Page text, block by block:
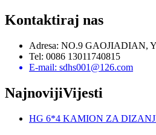
Kontaktiraj nas
Adresa: NO.9 GAOJIADIAN,
Tel: 0086 13011740815
E-mail: sdhs001@126.com
NajnovijiVijesti
HG 6*4 KAMION ZA